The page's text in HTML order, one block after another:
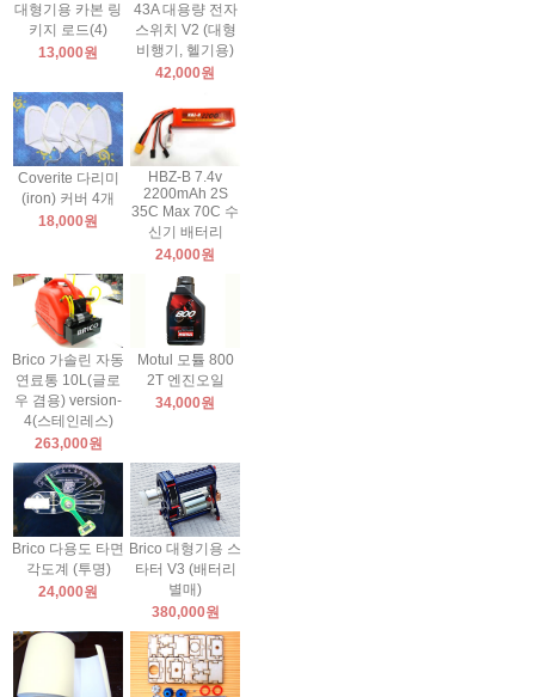
대형기용 카본 링
키지 로드(4)
13,000원
43A 대용량 전자
스위치 V2 (대형
비행기, 헬기용)
42,000원
Coverite 다리미
(iron) 커버 4개
18,000원
HBZ-B 7.4v
2200mAh 2S
35C Max 70C 수
신기 배터리
24,000원
Brico 가솔린 자동
연료통 10L(글로
우 겸용) version-
4(스테인레스)
263,000원
Motul 모튤 800
2T 엔진오일
34,000원
Brico 다용도 타면
각도계 (투명)
24,000원
Brico 대형기용 스
타터 V3 (배터리
별매)
380,000원